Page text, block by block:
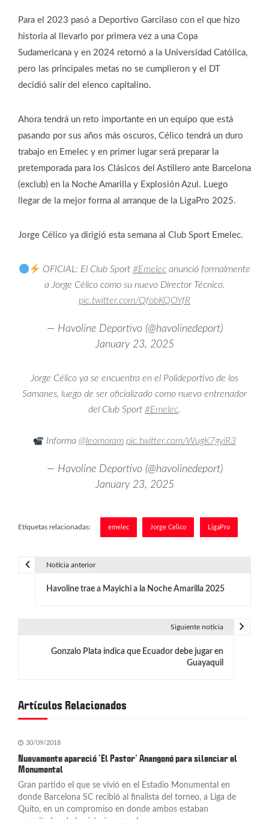
Para el 2023 pasó a Deportivo Garcilaso con el que hizo
historia al llevarlo por primera vez a una Copa
Sudamericana y en 2024 retornó a la Universidad Católica,
pero las principales metas no se cumplieron y el DT
decidió salir del elenco capitalino.
Ahora tendrá un reto importante en un equipo que está
pasando por sus años más oscuros, Célico tendrá un duro
trabajo en Emelec y en primer lugar será preparar la
pretemporada para los Clásicos del Astillero ante Barcelona
(exclub) en la Noche Amarilla y Explosión Azul. Luego
llegar de la mejor forma al arranque de la LigaPro 2025.
Jorge Célico ya dirigió esta semana al Club Sport Emelec.
OFICIAL: El Club Sport #Emelecanunció formalmente
a Jorge Célico como su nuevo Director Técnico.
pic.twitter.com/QfobKQOYfR
— Havoline Deportivo (@havolinedeport)
January 23, 2025
Jorge Célico ya se encuentra en el Polideportivo de los
Samanes, luego de ser oficializado como nuevo entrenador
del Club Sport #Emelec.
Informa @leomoram pic.twitter.com/WugK7gyiR3
— Havoline Deportivo (@havolinedeport)
January 23, 2025
Etiquetas relacionadas: emelec Jorge Celico LigaPro
c
ó
n
d
e
Noticia anterior
Havoline trae a Mayichi a la Noche Amarilla 2025
Siguiente noticia
Gonzalo Plata indica que Ecuador debe jugar en
Guayaquil
Artículos Relacionados
30/09/2018
Nuevamente apareció ‘El Pastor’ Anangonó para silenciar el
Monumental
Gran partido el que se vivió en el Estadio Monumental en
donde Barcelona SC recibió al finalista del torneo, a Liga de
Quito, en un compromiso en donde ambos estaban